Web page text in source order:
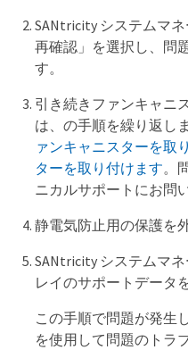
SANtricity システムマネ
再確認」を選択し、問
す。
引き続きファンキャニ
は、の手順を繰り返し
ァンキャニスターを取
ターを取り付けます。
ニカルサポートにお問
静電気防止用の保護を
SANtricity システムマ
レイのサポートデータ
この手順で問題が発生
を使用して問題のトラ